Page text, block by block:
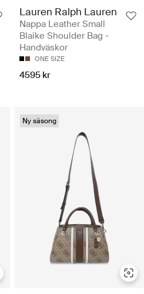
Lauren Ralph Lauren
Nappa Leather Small
Blaike Shoulder Bag -
Handväskor
ONE SIZE
4595 kr
Ny säsong